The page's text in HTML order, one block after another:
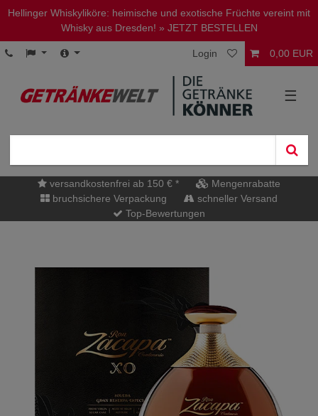
Hellinger Whiskyliköre: heimische und exotische Früchte vereint mit
Whisky aus Dresden! » JETZT BESTELLEN
Login 0,00 EUR
☰
versandkostenfrei ab 150 € *
Mengenrabatte
bruchsichere Verpackung
schneller Versand
Top-Bewertungen